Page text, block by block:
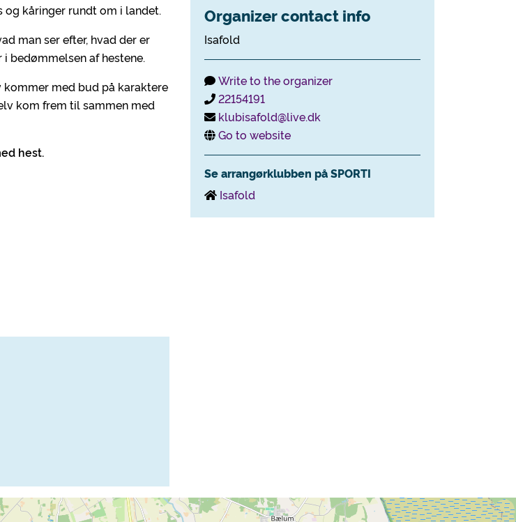
kåringer rundt om i landet.
man ser efter, hvad der er
bedømmelsen af hestene.
med bud på karaktere
kom frem til sammen med
hest.
Organizer contact info
Isafold
Write to the organizer
22154191
klubisafold@live.dk
Go to website
Se arrangørklubben på SPORTI
Isafold